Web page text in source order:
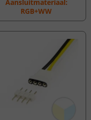
Aansluitmateriaal:
RGB+WW